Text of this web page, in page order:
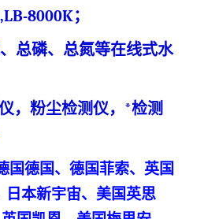
8000K；
总磷、总氮等在线式水
，粉尘检测仪，*检测
国德国、德国菲索、英国
日本新宇宙、美国英思